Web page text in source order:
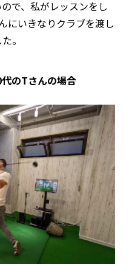
で、私がレッスンをし
にいきなりクラブを渡し
。
のTさんの場合